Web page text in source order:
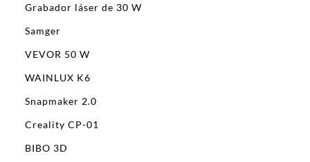
Grabador láser de 30 W
Samger
VEVOR 50 W
WAINLUX K6
Snapmaker 2.0
Creality CP-01
BIBO 3D